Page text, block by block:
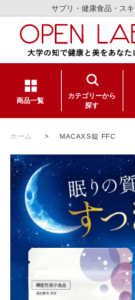
サプリ・健康食品・ス
商品一覧
カテゴリーから
探す
サプリメント
健康食品
スキンケア
日用品
ホーム > MACAXS錠 FFC